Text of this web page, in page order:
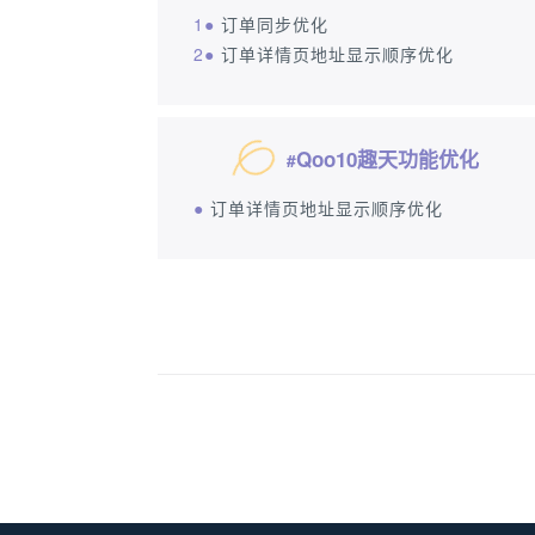
1● 订单同步优化
2● 订单详情页地址显示顺序优化
#Qoo10趣天功能优化
● 订单详情页地址显示顺序优化